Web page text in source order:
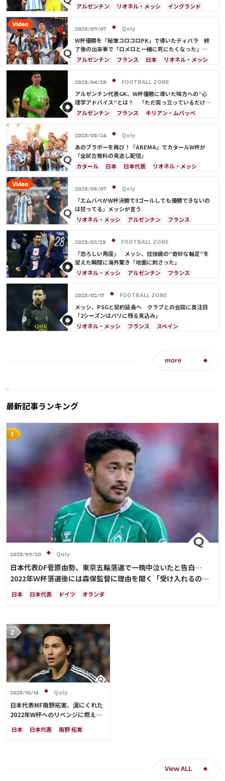
だ」
アルゼンチン リオネル・メッシ
イングランド
2023/09/07
Qoly
W杯優勝を「秘策コロコロPK」で導いたディバラ 終
了後の出来事で「ロメロと一緒に死にたくなった」と
明かす
アルゼンチン フランス 日本 リオネル・メッシ
2023/04/28
FOOTBALL ZONE
アルゼンチン代表GK、W杯優勝に導いた味方への“心
理学アドバイス”とは？ 「ただ突っ立っているだけの
バカだと…」
アルゼンチン フランス
キリアン・ムバッペ
2023/03/24
Qoly
あのブラボーを再び！『ABEMA』でカタールW杯が
「全試合無料の見逃し配信」
カタール
日本 日本代表
リオネル・メッシ
フランス
長友 佑都
堂安 律
2023/03/07
Qoly
「エムバペがW杯決勝で3ゴールしても優勝できないの
は狂ってる」メッシが言う
リオネル・メッシ
アルゼンチン フランス
2023/02/23
FOOTBALL ZONE
「恐ろしい角度」 メッシ、捻挫級の“奇妙な軸足”を
捉えた瞬間に海外驚き「地面に刺さった」
リオネル・メッシ
アルゼンチン フランス
2023/02/17
FOOTBALL ZONE
メッシ、PSGと契約延長へ クラブとの会談に英注目
「2シーズンはパリに残る見込み」
リオネル・メッシ
フランス
スペイン
more
最新記事ランキング
2025/09/20 Qoly
日本代表DF菅原由勢、東京五輪落選で一晩中泣いたと告白…
2022年Ｗ杯落選後には森保監督に理由を聞く「受け入れるのは
難しかった」
日本 日本代表 ドイツ オランダ
2025/10/14 Qoly
日本代表MF南野拓実、涙にくれた
2022年W杯へのリベンジに燃える
ー人生をかけた戦い」
日本 日本代表
南野 拓実
View ALL